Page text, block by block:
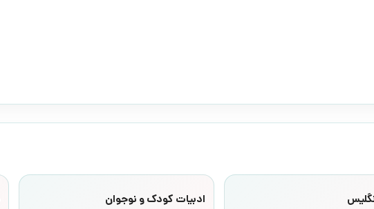
ادبیات کودک و نوجوان